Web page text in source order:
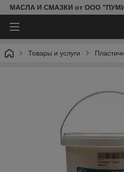
МАСЛА И СМАЗКИ от ООО
Товары и услуги